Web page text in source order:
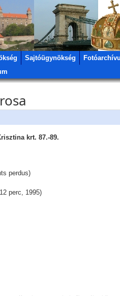
Sajtóügynökség
krt. 87.-89.
perdus)
perc, 1995)